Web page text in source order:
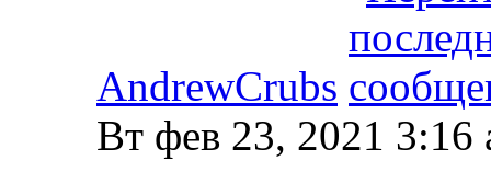
AndrewCrubs
Вт фев 23, 2021 3:16